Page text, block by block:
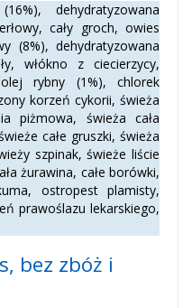
dehydratyzowana
cały groch, owies
(8%), dehydratyzowana
włókno z ciecierzycy,
rybny (1%), chlorek
korzeń cykorii, świeża
piżmowa, świeża cała
całe gruszki, świeża
szpinak, świeże liście
żurawina, całe borówki,
ostropest plamisty,
prawoślazu lekarskiego,
bez zbóż i